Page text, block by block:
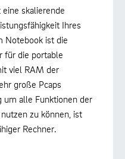
skalierende
Ihres
Notebook ist die
für die portable
viel RAM der
große Pcaps
um alle Funktionen der
zu können, ist
Rechner.